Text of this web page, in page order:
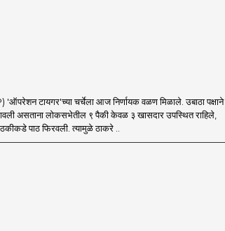
टायगर'च्या चर्चेला आज निर्णायक वळण मिळाले. उबाठा पक्षाने
असताना लोकसभेतील ९ पैकी केवळ ३ खासदार उपस्थित राहिले,
पाठ फिरवली. त्यामुळे ठाकरे ..